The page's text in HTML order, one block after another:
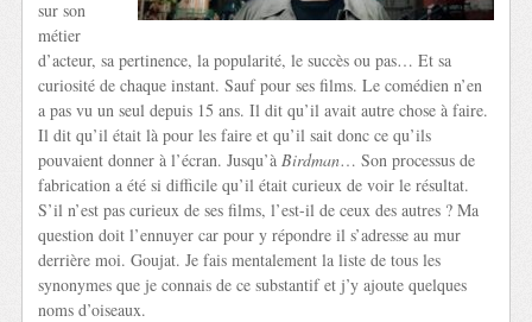
sur son
métier
d’acteur, sa pertinence, la popularité, le succès ou pas… Et sa
curiosité de chaque instant. Sauf pour ses films. Le comédien n’en
a pas vu un seul depuis 15 ans. Il dit qu’il avait autre chose à faire.
Il dit qu’il était là pour les faire et qu’il sait donc ce qu’ils
pouvaient donner à l’écran. Jusqu’à Birdman… Son processus de
fabrication a été si difficile qu’il était curieux de voir le résultat.
S’il n’est pas curieux de ses films, l’est-il de ceux des autres ? Ma
question doit l’ennuyer car pour y répondre il s’adresse au mur
derrière moi. Goujat. Je fais mentalement la liste de tous les
synonymes que je connais de ce substantif et j’y ajoute quelques
noms d’oiseaux.